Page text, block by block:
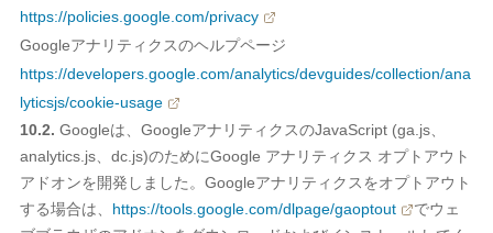
https://policies.google.com/privacy
Googleアナリティクスのヘルプページ
https://developers.google.com/analytics/devguides/collection/ana
lyticsjs/cookie-usage
10.2. Googleは、GoogleアナリティクスのJavaScript (ga.js、
analytics.js、dc.js)のためにGoogle アナリティクス オプトアウト
アドオンを開発しました。Googleアナリティクスをオプトアウト
する場合は、 https://tools.google.com/dlpage/gaoptout
でウェ